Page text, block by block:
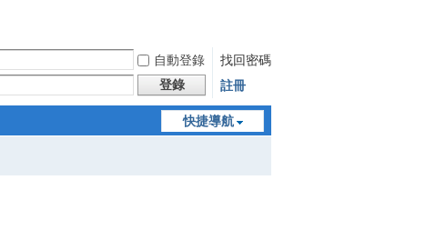
自動登錄
找回密碼
登錄 註冊
快捷導航